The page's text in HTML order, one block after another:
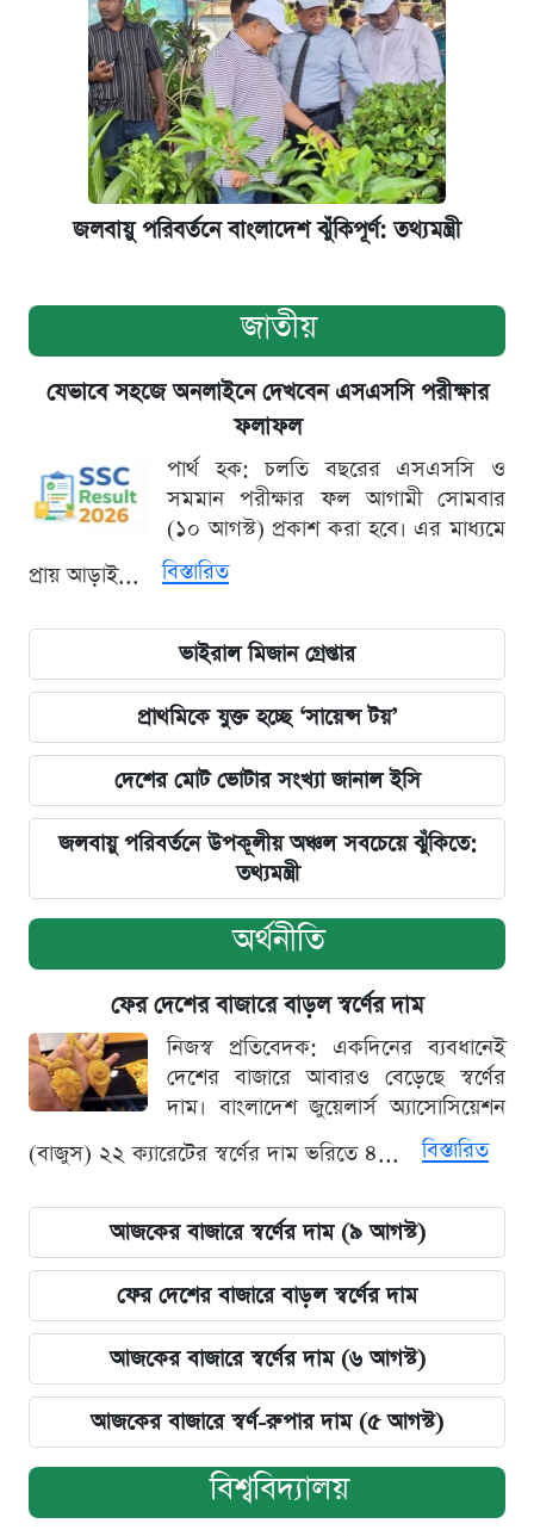
জলবায়ু পরিবর্তনে বাংলাদেশ ঝুঁকিপূর্ণ: তথ্যমন্ত্রী
জাতীয়
যেভাবে সহজে অনলাইনে দেখবেন এসএসসি পরীক্ষার
ফলাফল
পার্থ হক: চলতি বছরের এসএসসি ও
সমমান পরীক্ষার ফল আগামী সোমবার
(১০ আগস্ট) প্রকাশ করা হবে। এর মাধ্যমে
প্রায় আড়াই...
বিস্তারিত
ভাইরাল মিজান গ্রেপ্তার
প্রাথমিকে যুক্ত হচ্ছে ‘সায়েন্স টয়’
দেশের মোট ভোটার সংখ্যা জানাল ইসি
জলবায়ু পরিবর্তনে উপকূলীয় অঞ্চল সবচেয়ে ঝুঁকিতে:
তথ্যমন্ত্রী
অর্থনীতি
ফের দেশের বাজারে বাড়ল স্বর্ণের দাম
নিজস্ব প্রতিবেদক: একদিনের ব্যবধানেই
দেশের বাজারে আবারও বেড়েছে স্বর্ণের
দাম। বাংলাদেশ জুয়েলার্স অ্যাসোসিয়েশন
(বাজুস) ২২ ক্যারেটের স্বর্ণের দাম ভরিতে ৪...
বিস্তারিত
আজকের বাজারে স্বর্ণের দাম (৯ আগস্ট)
ফের দেশের বাজারে বাড়ল স্বর্ণের দাম
আজকের বাজারে স্বর্ণের দাম (৬ আগস্ট)
আজকের বাজারে স্বর্ণ-রুপার দাম (৫ আগস্ট)
বিশ্ববিদ্যালয়